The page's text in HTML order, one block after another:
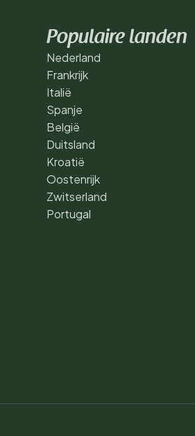
Populaire landen
Nederland
Frankrijk
Italië
Spanje
België
Duitsland
Kroatië
Oostenrijk
Zwitserland
Portugal